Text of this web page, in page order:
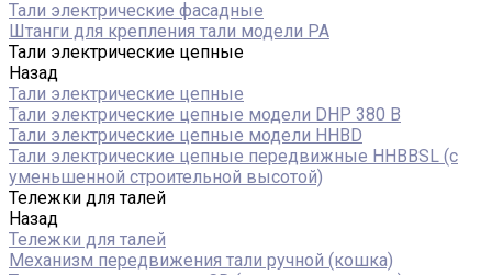
Тали электрические фасадные
Штанги для крепления тали модели РА
Тали электрические цепные
Назад
Тали электрические цепные
Тали электрические цепные модели DHP 380 В
Тали электрические цепные модели HHBD
Тали электрические цепные передвижные HHBBSL (с
уменьшенной строительной высотой)
Тележки для талей
Назад
Тележки для талей
Механизм передвижения тали ручной (кошка)